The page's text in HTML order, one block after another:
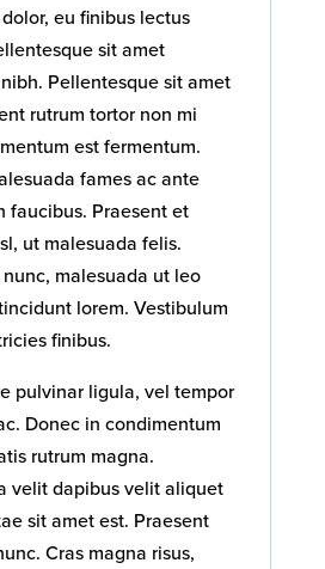
eu finibus lectus
sit amet
Pellentesque sit amet
rutrum tortor non mi
est fermentum.
fames ac ante
faucibus. Praesent et
ut malesuada felis.
malesuada ut leo
lorem. Vestibulum
finibus.
pulvinar ligula, vel tempor
Donec in condimentum
rutrum magna.
velit dapibus velit aliquet
sit amet est. Praesent
Cras magna risus,